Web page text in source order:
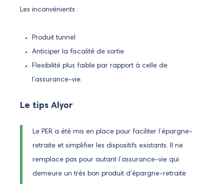
Les inconvénients :
Produit tunnel
Anticiper la fiscalité de sortie
Flexibilité plus faible par rapport à celle de
l’assurance-vie.
Le tips Alyor
Le PER a été mis en place pour faciliter l’épargne-
retraite et simplifier les dispositifs existants. Il ne
remplace pas pour autant l’assurance-vie qui
demeure un très bon produit d’épargne-retraite